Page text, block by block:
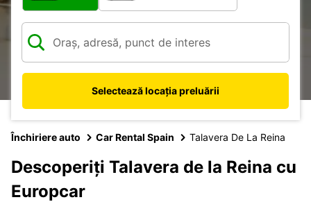
Selectează locația preluării
Închiriere auto Car Rental Spain Talavera De La Reina
Descoperiți Talavera de la Reina cu
Europcar